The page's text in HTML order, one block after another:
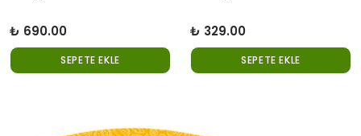
₺ 690.00
SEPETE EKLE
₺ 329.00
SEPETE EKLE